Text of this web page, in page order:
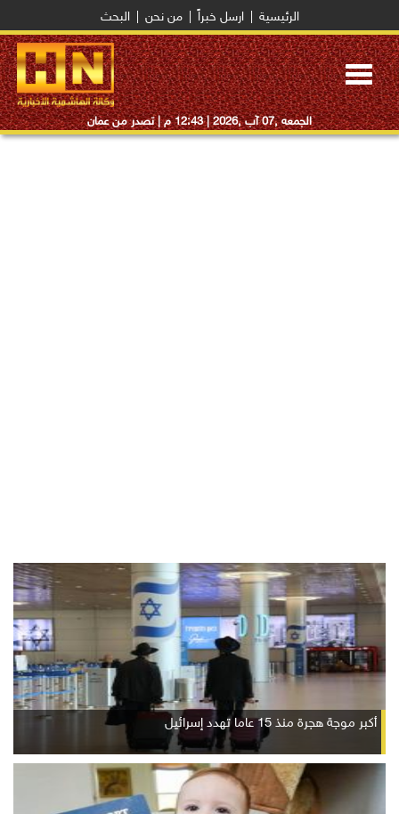
الرئيسية ارسل خبراً من نحن البحث
Toggle
navigation
الجمعه ,07 آب ,2026 | 12:43 م | تصدر من عمان
أكبر موجة هجرة منذ 15 عاما تهدد إسرائيل